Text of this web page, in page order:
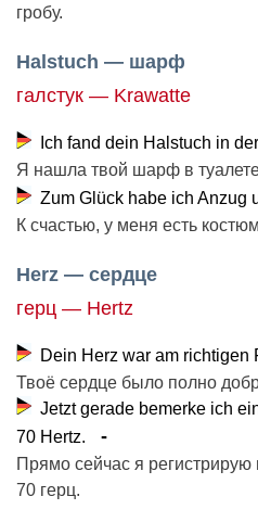
гробу.
Halstuch — шарф
галстук — Krawatte
Ich fand dein Halstuch in
Я нашла твой шарф в
Zum Glück habe ich Anzug
К счастью, у меня есть
Herz — сердце
герц — Hertz
Dein Herz war am richtigen
Твоё сердце было полно
Jetzt gerade bemerke ich
70 Hertz.
Прямо сейчас я
70 герц.